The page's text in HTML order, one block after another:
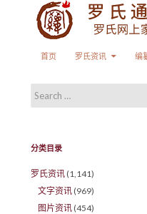
首页
罗氏资讯 编
Search for:
分类目录
罗氏资讯 (1,141)
文字资讯 (969)
图片资讯 (454)